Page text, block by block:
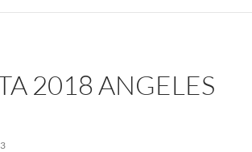
2018 ANGELES